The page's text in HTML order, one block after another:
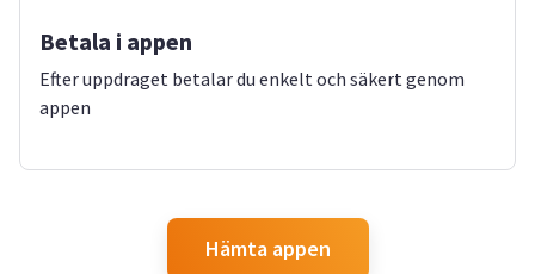
Betala i appen
Efter uppdraget betalar du enkelt och säkert genom
appen
Hämta appen